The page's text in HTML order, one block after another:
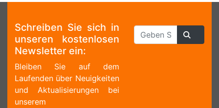
Schreiben Sie sich in
unseren kostenlosen
Newsletter ein:
Bleiben Sie auf dem
Laufenden über Neuigkeiten
und Aktualisierungen bei
unserem